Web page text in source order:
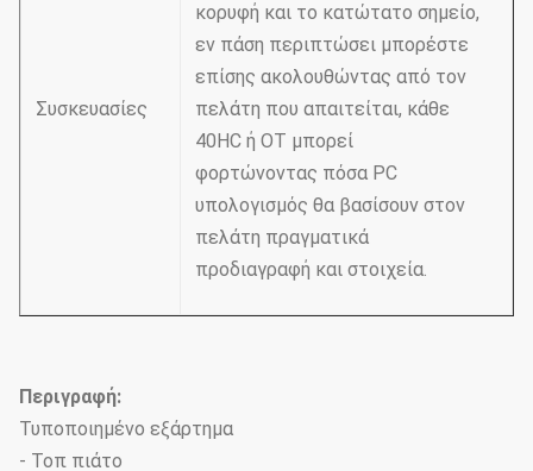
Συσκευασίες
κορυφή και το κατώτατο σημείο,
εν πάση περιπτώσει μπορέστε
επίσης ακολουθώντας από τον
πελάτη που απαιτείται, κάθε
40HC ή OT μπορεί
φορτώνοντας πόσα PC
υπολογισμός θα βασίσουν στον
πελάτη πραγματικά
προδιαγραφή και στοιχεία.
Περιγραφή:
Τυποποιημένο εξάρτημα
- Τοπ πιάτο